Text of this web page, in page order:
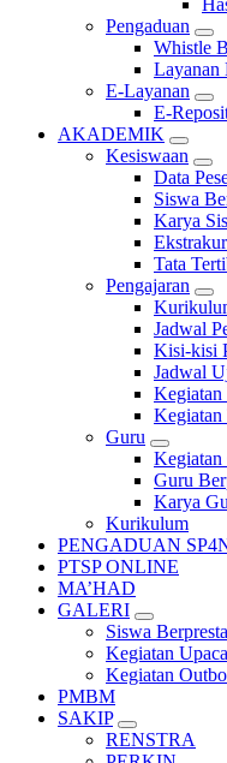
Pengaduan
Whistle
Layanan
E-Layanan
E-
AKADEMIK
Kesiswaan
Data
Siswa
Karya
Tata
Pengajaran
Jadwal
Kisi-kisi
Jadwal
Kegiatan
Kegiatan
Guru
Kegiatan
Guru
Karya
Kurikulum
PENGADUAN
PTSP ONLINE
MA’HAD
GALERI
Siswa
Kegiatan
Kegiatan
PMBM
SAKIP
RENSTRA